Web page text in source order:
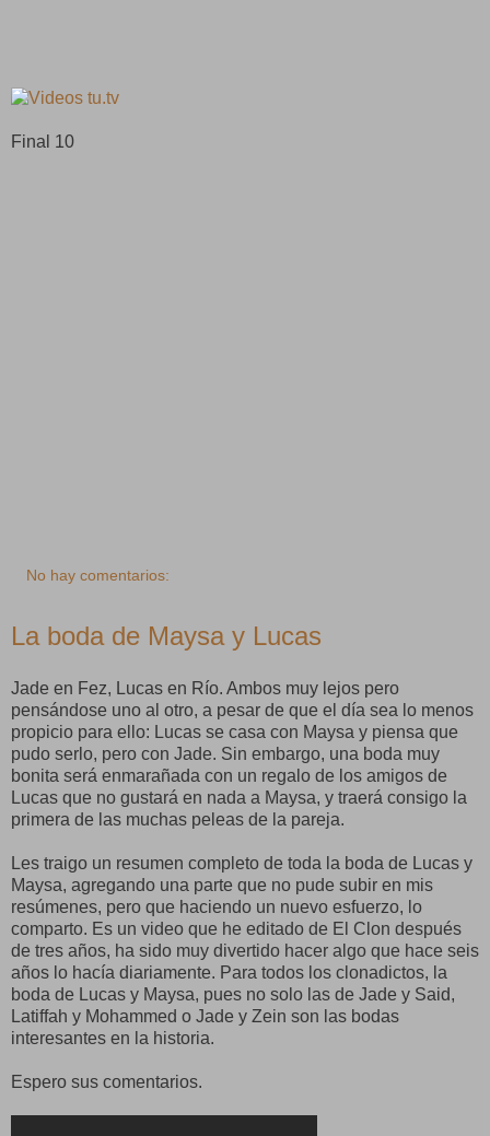
Final 10
No hay comentarios:
La boda de Maysa y Lucas
Jade en Fez, Lucas en Río. Ambos muy lejos pero
pensándose uno al otro, a pesar de que el día sea lo menos
propicio para ello: Lucas se casa con Maysa y piensa que
pudo serlo, pero con Jade. Sin embargo, una boda muy
bonita será enmarañada con un regalo de los amigos de
Lucas que no gustará en nada a Maysa, y traerá consigo la
primera de las muchas peleas de la pareja.
Les traigo un resumen completo de toda la boda de Lucas y
Maysa, agregando una parte que no pude subir en mis
resúmenes, pero que haciendo un nuevo esfuerzo, lo
comparto. Es un video que he editado de El Clon después
de tres años, ha sido muy divertido hacer algo que hace seis
años lo hacía diariamente. Para todos los clonadictos, la
boda de Lucas y Maysa, pues no solo las de Jade y Said,
Latiffah y Mohammed o Jade y Zein son las bodas
interesantes en la historia.
Espero sus comentarios.